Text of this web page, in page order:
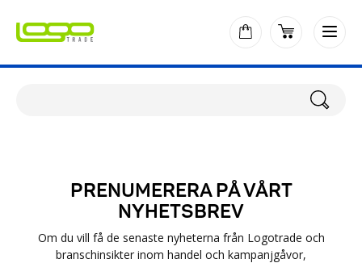
PRENUMERERA PÅ VÅRT
NYHETSBREV
Om du vill få de senaste nyheterna från Logotrade och
branschinsikter inom handel och kampanjgåvor,